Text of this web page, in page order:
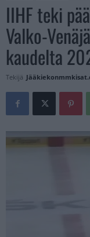
IIHF teki
Valko-
kaudelta
Tekijä